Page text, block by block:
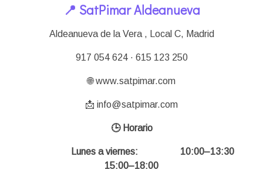
📍 SatPimar Aldeanueva
Aldeanueva de la Vera , Local C, Madrid
917 054 624 · 615 123 250
🌐 www.satpimar.com
📩 info@satpimar.com
🕒 Horario
Lunes a viernes: 10:00–13:30
15:00–18:00